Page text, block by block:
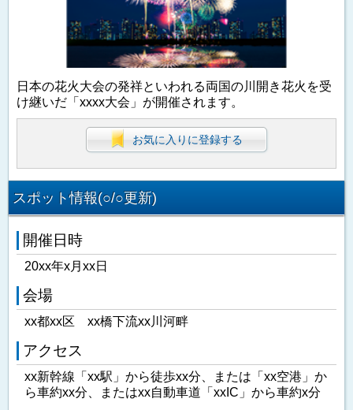
日本の花火大会の発祥といわれる両国の川開き花火を受
け継いだ「xxxx大会」が開催されます。
お気に入りに登録する
スポット情報(○/○更新)
開催日時
20xx年x月xx日
会場
xx都xx区 xx橋下流xx川河畔
アクセス
xx新幹線「xx駅」から徒歩xx分、または「xx空港」か
ら車約xx分、またはxx自動車道「xxIC」から車約x分